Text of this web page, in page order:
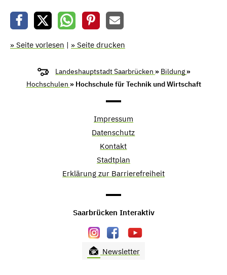
» Seite vorlesen | » Seite drucken
Landeshauptstadt Saarbrücken » Bildung »
Hochschulen » Hochschule für Technik und Wirtschaft
Impressum
Datenschutz
Kontakt
Stadtplan
Erklärung zur Barrierefreiheit
Saarbrücken Interaktiv
Newsletter